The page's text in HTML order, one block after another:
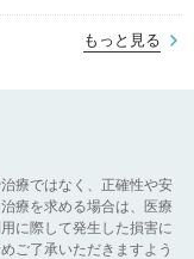
もっと見る
療ではなく、正確性や安
療を求める場合は、医療
に際して発生した損害に
ご了承いただきますよう